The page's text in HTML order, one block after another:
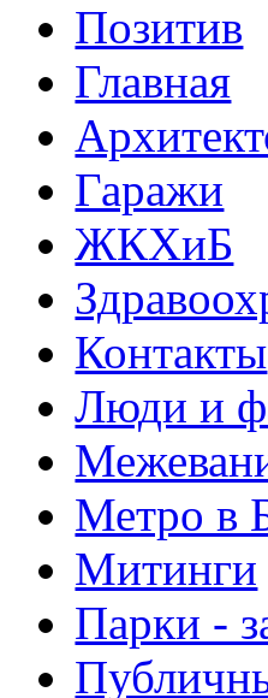
Позитив
Главная
Гаражи
ЖКХиБ
Контакты
Люди и
Метро в
Митинги
Парки -